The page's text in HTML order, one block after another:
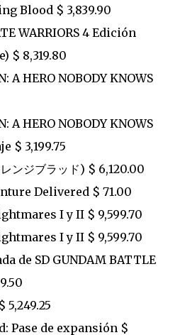
Blood $ 3,839.90
WARRIORS 4 Edición
$ 8,319.80
A HERO NOBODY KNOWS
A HERO NOBODY KNOWS
$ 3,199.75
ンジブラッド) $ 6,120.00
Delivered $ 71.00
I y II $ 9,599.70
I y II $ 9,599.70
de SD GUNDAM BATTLE
5,249.25
Pase de expansión $